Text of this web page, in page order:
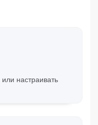
настраивать